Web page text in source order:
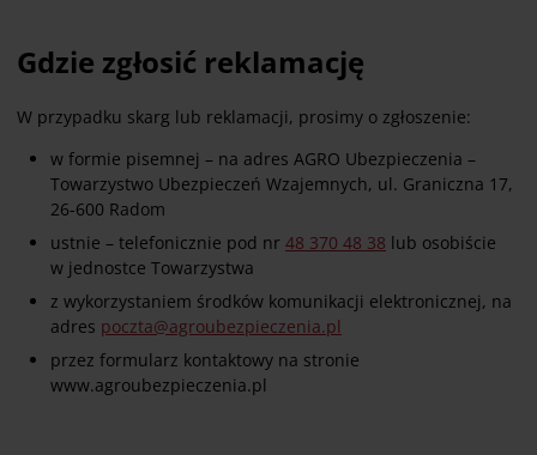
Gdzie zgłosić reklamację
W przypadku skarg lub reklamacji, prosimy o zgłoszenie:
w formie pisemnej – na adres AGRO Ubezpieczenia –
Towarzystwo Ubezpieczeń Wzajemnych, ul. Graniczna 17,
26-600 Radom
ustnie – telefonicznie pod nr 48 370 48 38 lub osobiście
w jednostce Towarzystwa
z wykorzystaniem środków komunikacji elektronicznej, na
adres poczta@agroubezpieczenia.pl
przez formularz kontaktowy na stronie
www.agroubezpieczenia.pl